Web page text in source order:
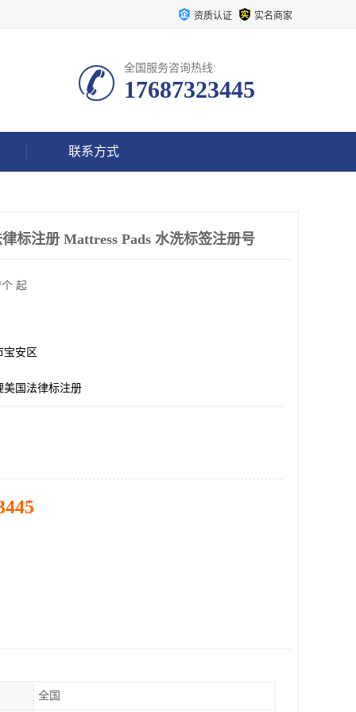
资质认证 实名商家
全国服务咨询热线:
17687323445
联系方式
标注册 Mattress Pads 水洗标签注册号
起
宝安区
美国法律标注册
全国